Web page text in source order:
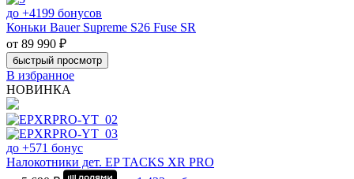
до +4199 бонусов
Коньки Bauer Supreme S26 Fuse SR
от 89 990 ₽
быстрый просмотр
В избранное
НОВИНКА
до +571 бонус
Налокотники дет. EP TACKS XR PRO